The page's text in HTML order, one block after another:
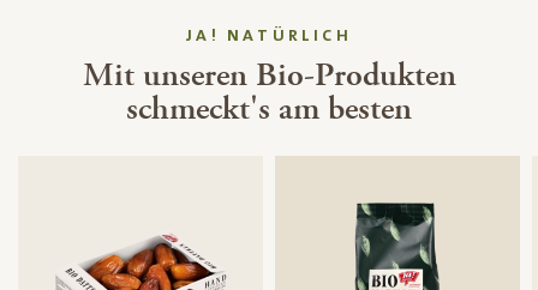
JA! NATÜRLICH
Mit unseren Bio-Produkten
schmeckt's am besten